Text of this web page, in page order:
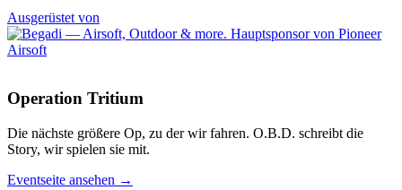
Ausgerüstet von
Operation Tritium
Die nächste größere Op, zu der wir fahren. O.B.D. schreibt die
Story, wir spielen sie mit.
Eventseite ansehen →